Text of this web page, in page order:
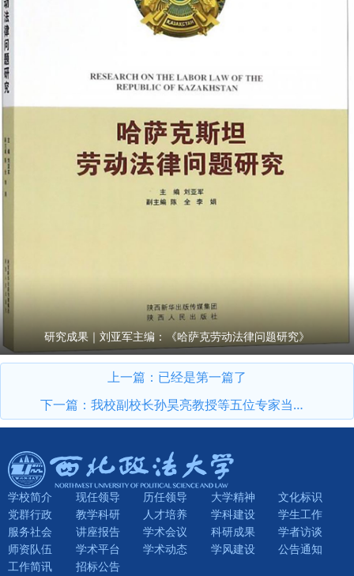
研究成果｜刘亚军主编：《哈萨克劳动法律问题研究》
上一篇：已经是第一篇了
下一篇： 我校副校长孙昊亮教授等五位专家当选为中国法学会经济法学研究会第五届理事会副会长、常务理事等职务
学校简介 现任领导 历任领导 大学精神
文化标识
党群行政
教学科研 人才培养 学科建设
学生工作
服务社会
讲座报告 学术会议 科研成果
学者访谈
师资队伍
学术平台 学术动态 学风建设
公告通知
工作简讯
招标公告